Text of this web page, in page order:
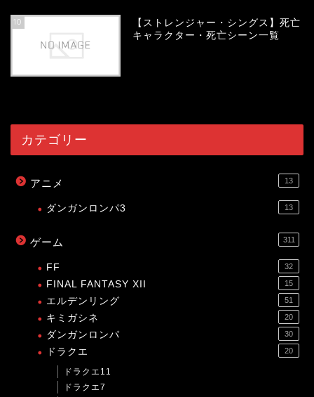
10
【ストレンジャー・シングス】死亡
キャラクター・死亡シーン一覧
カテゴリー
アニメ 13
ダンガンロンパ3 13
ゲーム 311
FF 32
FINAL FANTASY XII 15
エルデンリング 51
キミガシネ 20
ダンガンロンパ 30
ドラクエ 20
ドラクエ11
ドラクエ7